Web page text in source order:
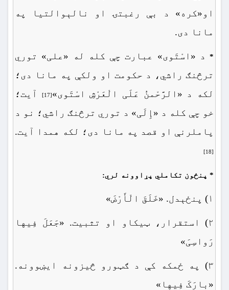
او«کره» د بې رغبتۍ او نالېوالتیا په
مانا دی.
*
د «اسْتَوی» عبارت چې کله له «علی» توري
ترڅنګ راشي، د حکومت او ولکې په مانا دی؛
لکه د «الرَّحْمنُ عَلَی الْعَرْشِ اسْتَوی»[17]
آیت؛
خو چې کله د «إِلَی» د توري ترڅنګ راشي؛ نو د
پاملرنې او قصد په مانا دی؛ لکه همدا آیت.
[18]
* پنځون تکاملي پړاوونه لري:
۱) پنځېدل. «خَلَقَ الْأَرْضَ»
۲) استقرار، ټیکاو او تثبیت. «جَعَلَ فِیها
رَواسِیَ»
۳) په ځمکه کې د ګټورو څیزونه ایښوونه.
«بارَکَ فِیها»